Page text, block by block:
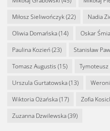
Miłosz Sieliwończyk(22) Nadia
Oliwia Domańska(14) Oskar
Paulina Kozień (23) Stanisław
Tomasz Augustis (15)
Urszula Gurtatowska(13)
Wiktoria Ożańska(17) Zofia
Zuzanna Dzwilewska(39)